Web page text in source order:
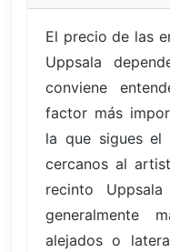
El precio de las
Uppsala
conviene
factor más
la que sigues
cercanos al
recinto
generalmente
alejados o